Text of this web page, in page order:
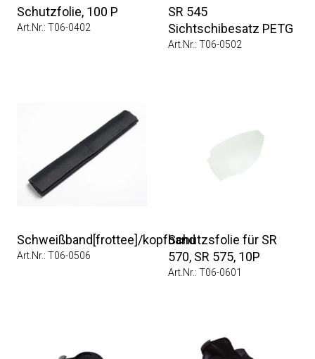
Schutzfolie, 100 P
Art.Nr.: T06-0402
SR 545
Sichtschibesatz PETG
Art.Nr.: T06-0502
Schweißband[frottee]/kopfband
Art.Nr.: T06-0506
Schutzsfolie für SR
570, SR 575, 10P
Art.Nr.: T06-0601